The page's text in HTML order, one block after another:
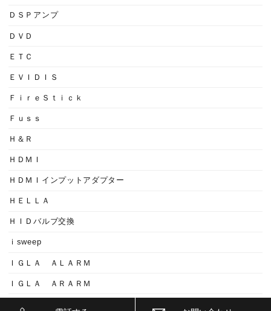
ＤＳＰアンプ
ＤＶＤ
ＥＴＣ
ＥＶＩＤＩＳ
ＦｉｒｅＳｔｉｃｋ
Ｆｕｓｓ
Ｈ＆Ｒ
ＨＤＭＩ
ＨＤＭＩインプットアダプター
ＨＥＬＬＡ
ＨＩＤバルブ交換
ｉsweep
ＩＧＬＡ ＡＬＡＲＭ
ＩＧＬＡ ＡＲＡＲＭ